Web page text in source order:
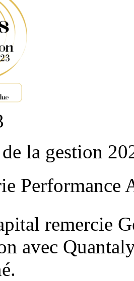
la gestion
Performance
remercie
avec